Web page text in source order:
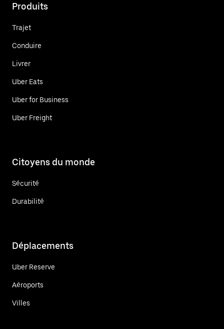
Produits
Trajet
Conduire
Livrer
Uber Eats
Uber for Business
Uber Freight
Citoyens du monde
Sécurité
Durabilité
Déplacements
Uber Reserve
Aéroports
Villes